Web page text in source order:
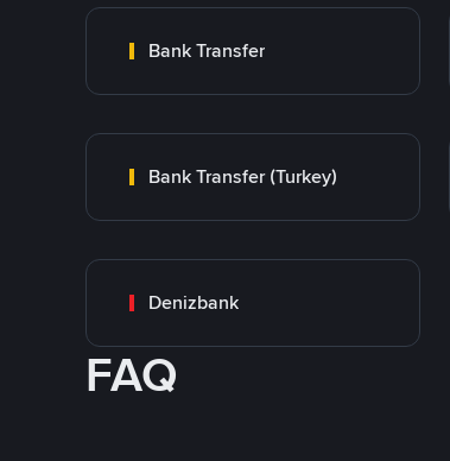
Bank Transfer
Bank Transfer (Turkey)
Denizbank
FAQ